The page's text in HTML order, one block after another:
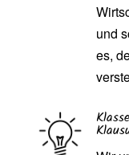
und
es,